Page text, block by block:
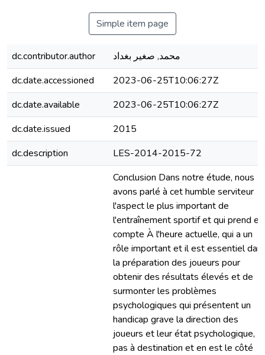
Simple item page
dc.contributor.author
محمد, صغير بغداد
dc.date.accessioned
2023-06-25T10:06:27Z
dc.date.available
2023-06-25T10:06:27Z
dc.date.issued
2015
dc.description
LES-2014-2015-72
Conclusion Dans notre étude, nous
avons parlé à cet humble serviteur
l'aspect le plus important de
l'entraînement sportif et qui prend en
compte À l'heure actuelle, qui a un
rôle important et il est essentiel
la préparation des joueurs pour
obtenir des résultats élevés et de
surmonter les problèmes
psychologiques qui présentent un
handicap grave la direction des
joueurs et leur état psychologique,
pas à destination et en est le côté